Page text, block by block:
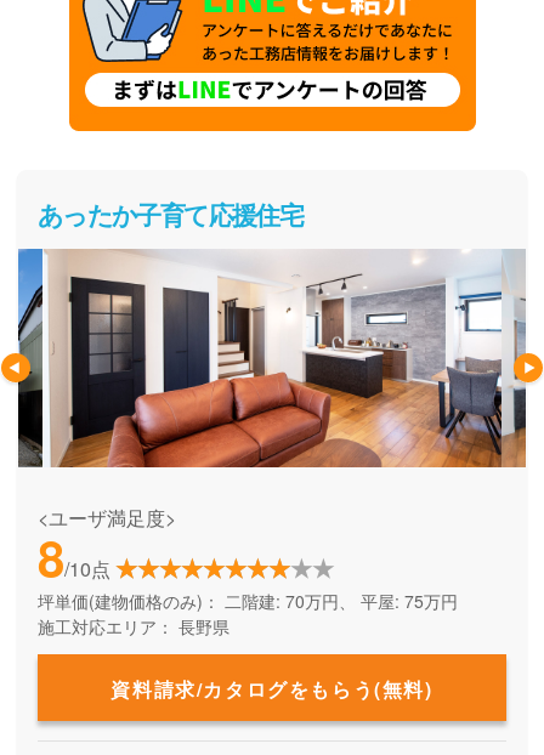
あったか子育て応援住宅
<ユーザ満足度>
8/10点
坪単価(建物価格のみ)： 二階建: 70万円、 平屋: 75万円
施工対応エリア： 長野県
資料請求/カタログをもらう(無料)